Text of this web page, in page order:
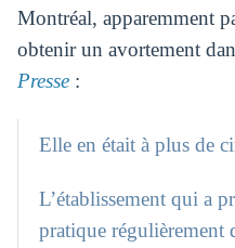
Montréal, apparemment
obtenir un avortement
Presse:
Elle en était à plus de
L’établissement qui a
pratique régulièrement